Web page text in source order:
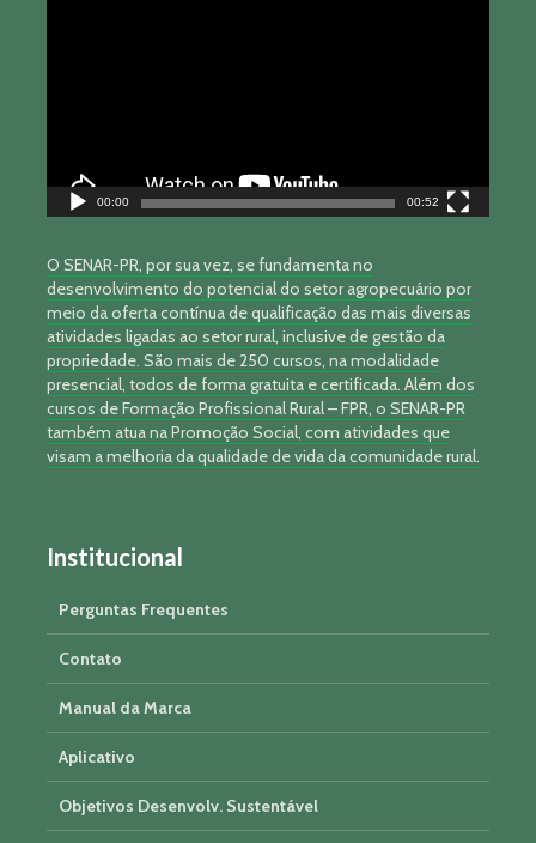
00:00 00:52
O SENAR-PR, por sua vez, se fundamenta no
desenvolvimento do potencial do setor agropecuário por
meio da oferta contínua de qualificação das mais diversas
atividades ligadas ao setor rural, inclusive de gestão da
propriedade. São mais de 250 cursos, na modalidade
presencial, todos de forma gratuita e certificada. Além dos
cursos de Formação Profissional Rural – FPR, o SENAR-PR
também atua na Promoção Social, com atividades que
visam a melhoria da qualidade de vida da comunidade rural.
Institucional
Perguntas Frequentes
Contato
Manual da Marca
Aplicativo
Objetivos Desenvolv. Sustentável